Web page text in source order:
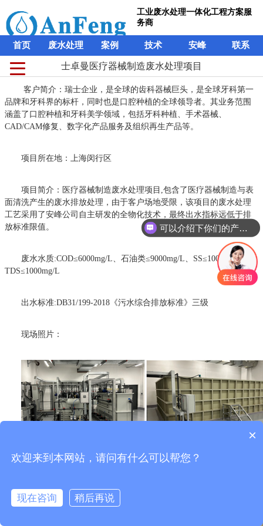
工业废水处理一体化工程方案服
务商
首页 废水处理 案例 技术 安峰 联系
士卓曼医疗器械制造废水处理项目
客户简介：瑞士企业，是全球的齿科器械巨头，是全球牙科第一
品牌和牙科界的标杆，同时也是口腔种植的全球领导者。其业务范围
涵盖了口腔种植和牙科美学领域，包括牙科种植、手术器械、
CAD/CAM修复、数字化产品服务及组织再生产品等。
项目所在地：上海闵行区
项目简介：医疗器械制造废水处理项目,包含了医疗器械制造与表
面清洗产生的废水排放处理，由于客户场地受限，该项目的废水处理
工艺采用了安峰公司自主研发的全物化技术，最终出水指标远低于排
放标准限值。
废水水质:COD≤6000mg/L、石油类≤9000mg/L、SS≤1000mg/L、
TDS≤1000mg/L
出水标准:DB31/199-2018《污水综合排放标准》三级
现场照片：
可以介绍下你们的产品么？
×
欢迎来到本网站，请问有什么可以帮您？
现在咨询 稍后再说